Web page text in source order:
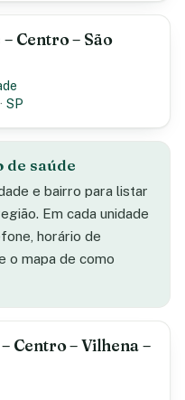
Centro – São
·SP
de saúde
e bairro para listar
Em cada unidade
horário de
o mapa de como
Centro – Vilhena –